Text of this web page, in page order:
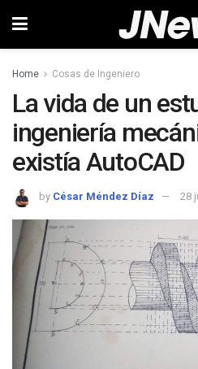
Home Cosas de Ingeniero
La vida de un
ingeniería
existía AutoCAD
by César Méndez Díaz 28